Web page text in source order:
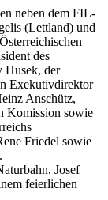
neben dem FIL-
(Lettland) und
des
Husek, der
Exekutivdirektor
Anschütz,
Komission sowie
Friedel sowie
Josef
feierlichen